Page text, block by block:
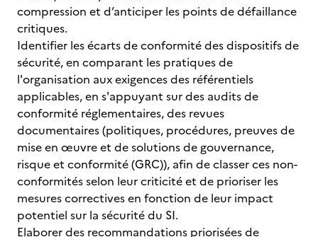
compression et d’anticiper les points de défaillance
critiques.
Identifier les écarts de conformité des dispositifs de
sécurité, en comparant les pratiques de
l'organisation aux exigences des référentiels
applicables, en s'appuyant sur des audits de
conformité réglementaires, des revues
documentaires (politiques, procédures, preuves de
mise en œuvre et de solutions de gouvernance,
risque et conformité (GRC)), afin de classer ces non-
conformités selon leur criticité et de prioriser les
mesures correctives en fonction de leur impact
potentiel sur la sécurité du SI.
Elaborer des recommandations priorisées de